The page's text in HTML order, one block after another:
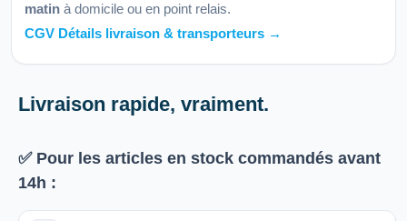
matin à domicile ou en point relais.
CGV Détails livraison & transporteurs →
Livraison rapide, vraiment.
✅ Pour les articles en stock commandés avant
14h :